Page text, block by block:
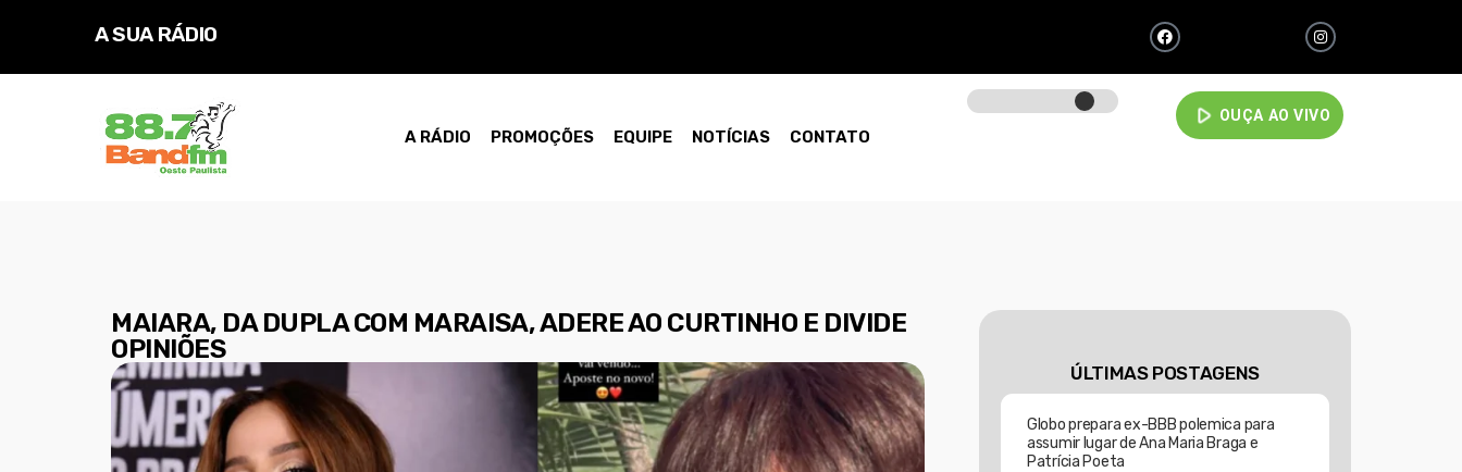
A SUA RÁDIO
A RÁDIO PROMOÇÕES EQUIPE NOTÍCIAS CONTATO
play_arrow OUÇA AO VIVO
MAIARA, DA DUPLA COM MARAISA, ADERE AO CURTINHO E DIVIDE
OPINIÕES
ÚLTIMAS POSTAGENS
Globo prepara ex-BBB polemica para
assumir lugar de Ana Maria Braga e
Patrícia Poeta